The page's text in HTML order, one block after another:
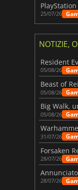
25/07/26
NOTIZIE,
05/08/26
05/08/26
Big Walk,
05/08/26
31/07/26
28/07/26
28/07/26